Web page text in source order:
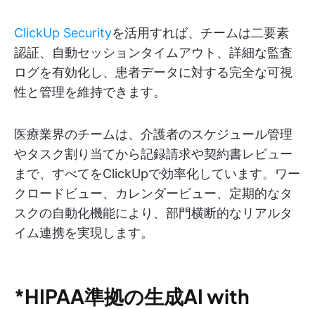
ClickUp Securityを活用すれば、チームは二要素
認証、自動セッションタイムアウト、詳細な監査
ログを有効化し、患者データに対する完全な可視
性と管理を維持できます。
医療業界のチームは、介護者のスケジュール管理
やタスク割り当てから記録請求や契約書レビュー
まで、すべてをClickUpで効率化しています。ワー
クロードビュー、カレンダービュー、定期的なタ
スクの自動化機能により、部門横断的なリアルタ
イム連携を実現します。
*HIPAA準拠の生成AI with